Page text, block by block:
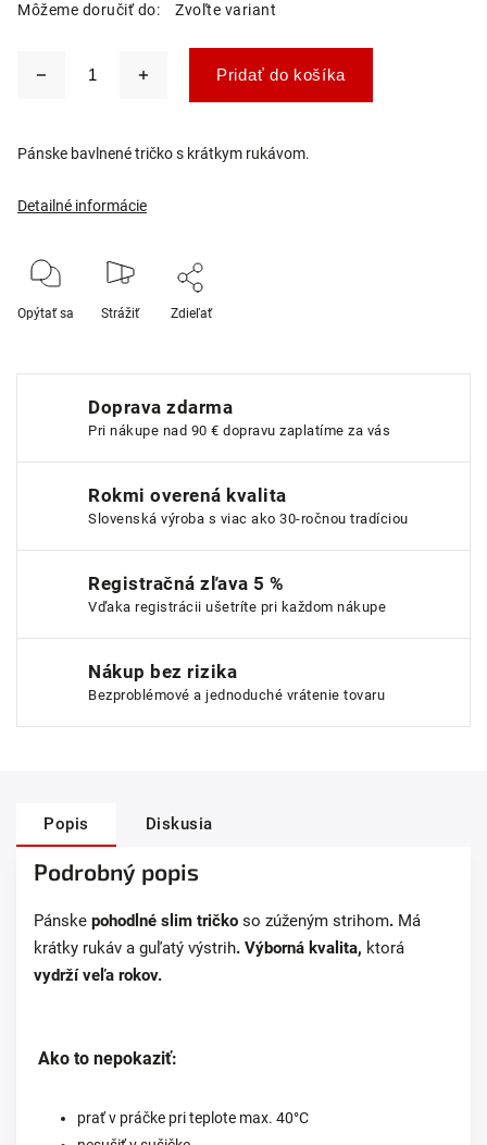
Môžeme doručiť do: Zvoľte variant
Pridať do košíka
Pánske bavlnené tričko s krátkym rukávom.
Detailné informácie
Opýtať sa Strážiť Zdieľať
Doprava zdarma
Pri nákupe nad 90 € dopravu zaplatíme za vás
Rokmi overená kvalita
Slovenská výroba s viac ako 30-ročnou tradíciou
Registračná zľava 5 %
Vďaka registrácii ušetríte pri každom nákupe
Nákup bez rizika
Bezproblémové a jednoduché vrátenie tovaru
Popis Diskusia
Podrobný popis
Pánske pohodlné slim tričko so zúženým strihom. Má
krátky rukáv a guľatý výstrih. Výborná kvalita, ktorá
vydrží veľa rokov.
Ako to nepokaziť:
prať v práčke pri teplote max. 40°C